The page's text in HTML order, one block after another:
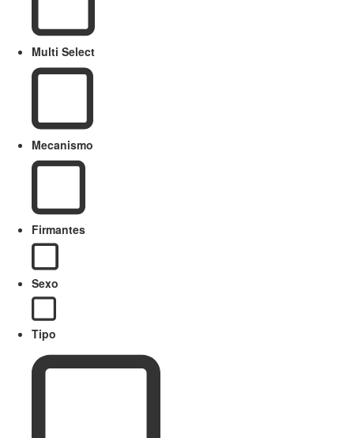
Multi Select
Mecanismo
Firmantes
Sexo
Tipo